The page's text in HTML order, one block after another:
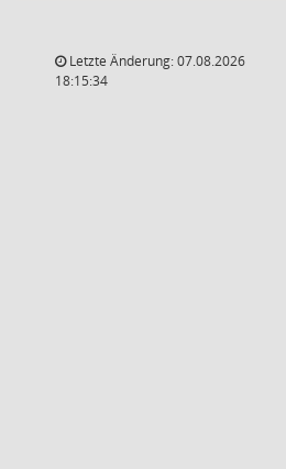
Letzte Änderung: 07.08.2026
18:15:34